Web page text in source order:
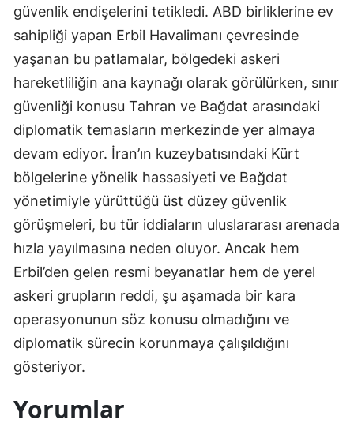
güvenlik endişelerini tetikledi. ABD birliklerine ev
sahipliği yapan Erbil Havalimanı çevresinde
yaşanan bu patlamalar, bölgedeki askeri
hareketliliğin ana kaynağı olarak görülürken, sınır
güvenliği konusu Tahran ve Bağdat arasındaki
diplomatik temasların merkezinde yer almaya
devam ediyor. İran’ın kuzeybatısındaki Kürt
bölgelerine yönelik hassasiyeti ve Bağdat
yönetimiyle yürüttüğü üst düzey güvenlik
görüşmeleri, bu tür iddiaların uluslararası arenada
hızla yayılmasına neden oluyor. Ancak hem
Erbil’den gelen resmi beyanatlar hem de yerel
askeri grupların reddi, şu aşamada bir kara
operasyonunun söz konusu olmadığını ve
diplomatik sürecin korunmaya çalışıldığını
gösteriyor.
Yorumlar